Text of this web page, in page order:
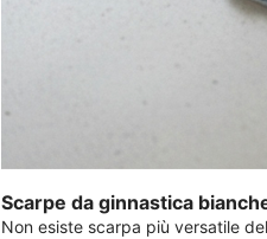
Scarpe da ginnastica
Non esiste scarpa più versatile